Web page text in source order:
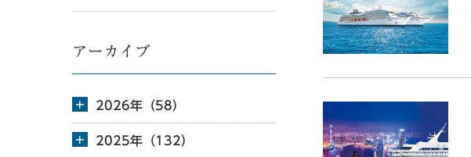
アーカイブ
2026年（58）
2025年（132）